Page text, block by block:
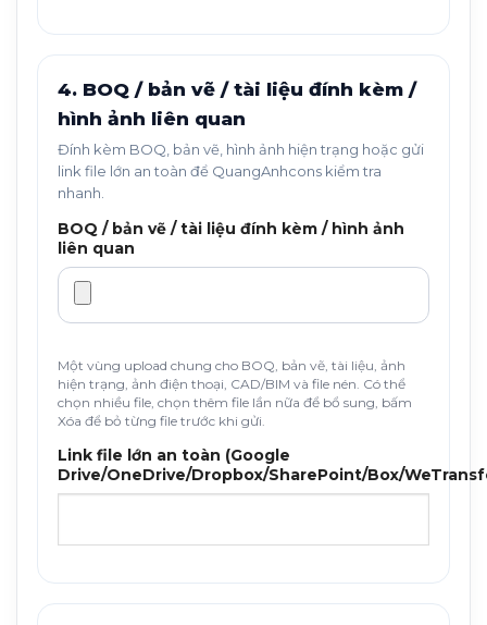
4. BOQ / bản vẽ / tài liệu đính kèm /
hình ảnh liên quan
Đính kèm BOQ, bản vẽ, hình ảnh hiện trạng hoặc gửi
link file lớn an toàn để QuangAnhcons kiểm tra
nhanh.
BOQ / bản vẽ / tài liệu đính kèm / hình ảnh
liên quan
Một vùng upload chung cho BOQ, bản vẽ, tài liệu, ảnh
hiện trạng, ảnh điện thoại, CAD/BIM và file nén. Có thể
chọn nhiều file, chọn thêm file lần nữa để bổ sung, bấm
Xóa để bỏ từng file trước khi gửi.
Link file lớn an toàn (Google
Drive/OneDrive/Dropbox/SharePoint/Box/